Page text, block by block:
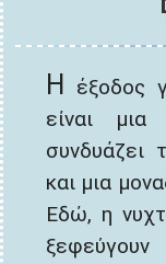
Η έξοδος
είναι μια
συνδυάζει
και μια
Εδώ, η